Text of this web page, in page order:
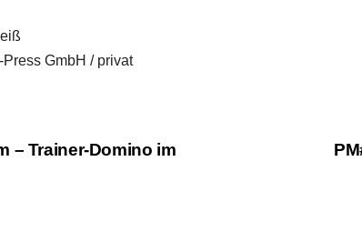
GmbH / privat
– Trainer-Domino im